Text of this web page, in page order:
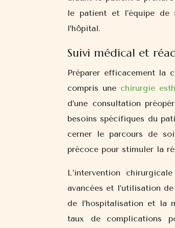
le patient et l’équipe
l’hôpital.
Suivi médical et
Préparer efficacement la
compris une chirurgie
d’une consultation
besoins spécifiques du
cerner le parcours de
précoce pour stimuler la
L’intervention
avancées et l’utilisation
de l’hospitalisation et la
taux de complications